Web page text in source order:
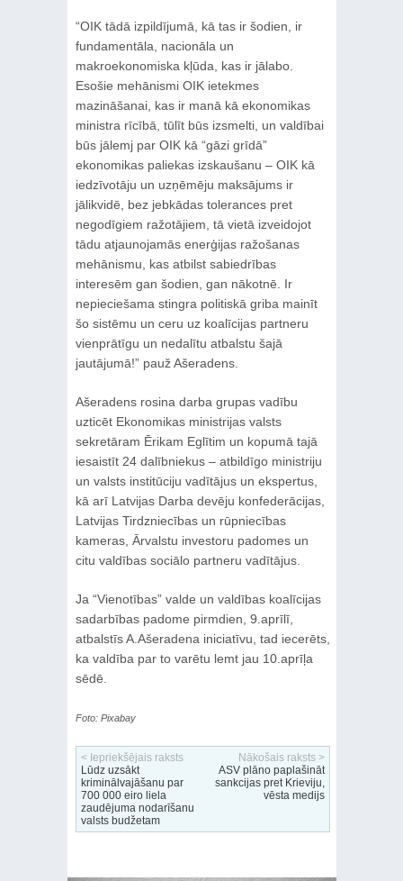
“OIK tādā izpildījumā, kā tas ir šodien, ir
fundamentāla, nacionāla un
makroekonomiska kļūda, kas ir jālabo.
Esošie mehānismi OIK ietekmes
mazināšanai, kas ir manā kā ekonomikas
ministra rīcībā, tūlīt būs izsmelti, un valdībai
būs jālemj par OIK kā “gāzi grīdā”
ekonomikas paliekas izskaušanu – OIK kā
iedzīvotāju un uzņēmēju maksājums ir
jālikvidē, bez jebkādas tolerances pret
negodīgiem ražotājiem, tā vietā izveidojot
tādu atjaunojamās enerģijas ražošanas
mehānismu, kas atbilst sabiedrības
interesēm gan šodien, gan nākotnē. Ir
nepieciešama stingra politiskā griba mainīt
šo sistēmu un ceru uz koalīcijas partneru
vienprātīgu un nedalītu atbalstu šajā
jautājumā!” pauž Ašeradens.
Ašeradens rosina darba grupas vadību
uzticēt Ekonomikas ministrijas valsts
sekretāram Ērikam Eglītim un kopumā tajā
iesaistīt 24 dalībniekus – atbildīgo ministriju
un valsts institūciju vadītājus un ekspertus,
kā arī Latvijas Darba devēju konfederācijas,
Latvijas Tirdzniecības un rūpniecības
kameras, Ārvalstu investoru padomes un
citu valdības sociālo partneru vadītājus.
Ja “Vienotības” valde un valdības koalīcijas
sadarbības padome pirmdien, 9.aprīlī,
atbalstīs A.Ašeradena iniciatīvu, tad iecerēts,
ka valdība par to varētu lemt jau 10.aprīļa
sēdē.
Foto: Pixabay
< Iepriekšējais raksts
Lūdz uzsākt
kriminālvajāšanu par
700 000 eiro liela
zaudējuma nodarīšanu
valsts budžetam
Nākošais raksts >
ASV plāno paplašināt
sankcijas pret Krieviju,
vēsta medijs